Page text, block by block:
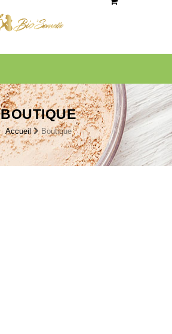
BOUTIQUE
Accueil Boutique